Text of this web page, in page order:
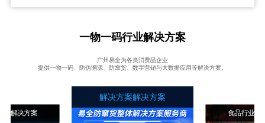
一物一码行业解决方案
广州易全为各类消费品企业
提供一物一码、防伪溯源、防窜货、数字营销与大数据应用等解决方案。
业解决方案
解决方案解决方案
食品行业解